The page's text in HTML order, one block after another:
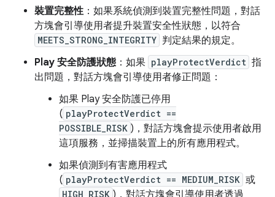
裝置完整性：如果系統偵測到裝置完整性問題，對話
方塊會引導使用者提升裝置安全性狀態，以符合
MEETS_STRONG_INTEGRITY 判定結果的規定。
Play 安全防護狀態：如果 playProtectVerdict 指
出問題，對話方塊會引導使用者修正問題：
如果 Play 安全防護已停用
( playProtectVerdict ==
POSSIBLE_RISK )，對話方塊會提示使用者啟用
這項服務，並掃描裝置上的所有應用程式。
如果偵測到有害應用程式
( playProtectVerdict == MEDIUM_RISK 或
HIGH_RISK